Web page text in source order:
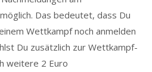
Das bedeutet, dass Du
Wettkampf noch anmelden
Du zusätzlich zur Wettkampf-
weitere 2 Euro